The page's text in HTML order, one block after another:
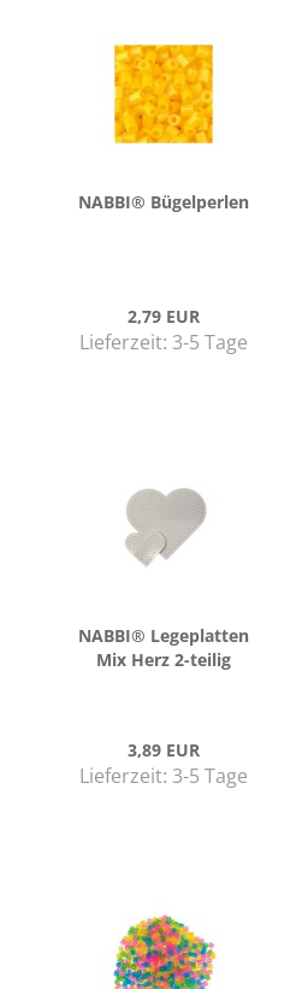
NABBI® Bü­gel­per­len
2,79 EUR
Lieferzeit: 3-5 Tage
NABBI® Le­ge­plat­ten
Mix Herz 2-​tei­lig
3,89 EUR
Lieferzeit: 3-5 Tage